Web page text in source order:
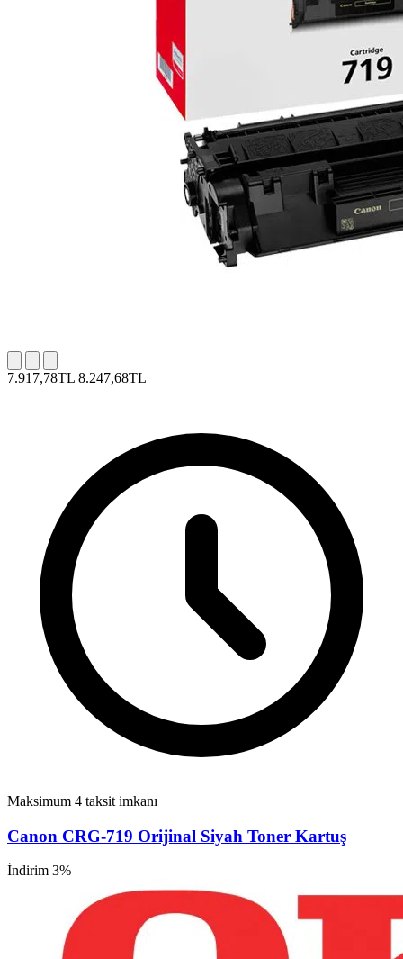
7.917,78TL 8.247,68TL
Maksimum 4 taksit imkanı
Canon CRG-719 Orijinal Siyah Toner Kartuş
İndirim 3%